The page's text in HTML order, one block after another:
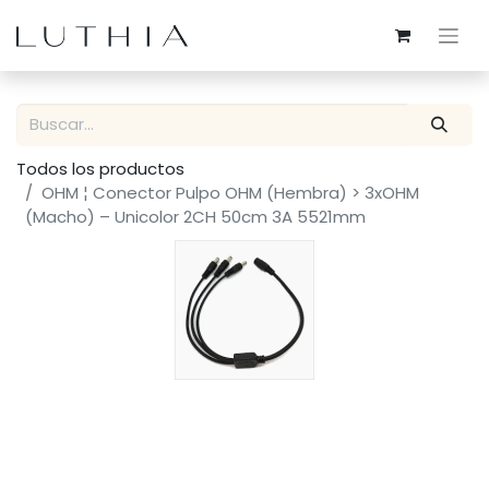
Todos los productos
OHM ¦ Conector Pulpo OHM (Hembra) > 3xOHM
(Macho) – Unicolor 2CH 50cm 3A 5521mm